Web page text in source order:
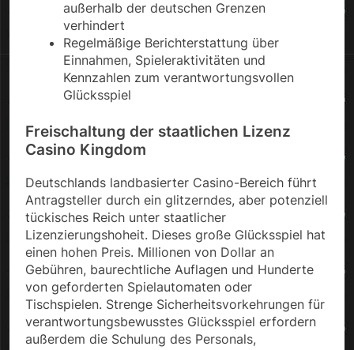
außerhalb der deutschen Grenzen
verhindert
Regelmäßige Berichterstattung über
Einnahmen, Spieleraktivitäten und
Kennzahlen zum verantwortungsvollen
Glücksspiel
Freischaltung der staatlichen Lizenz
Casino Kingdom
Deutschlands landbasierter Casino-Bereich führt
Antragsteller durch ein glitzerndes, aber potenziell
tückisches Reich unter staatlicher
Lizenzierungshoheit. Dieses große Glücksspiel hat
einen hohen Preis. Millionen von Dollar an
Gebühren, baurechtliche Auflagen und Hunderte
von geforderten Spielautomaten oder
Tischspielen. Strenge Sicherheitsvorkehrungen für
verantwortungsbewusstes Glücksspiel erfordern
außerdem die Schulung des Personals,